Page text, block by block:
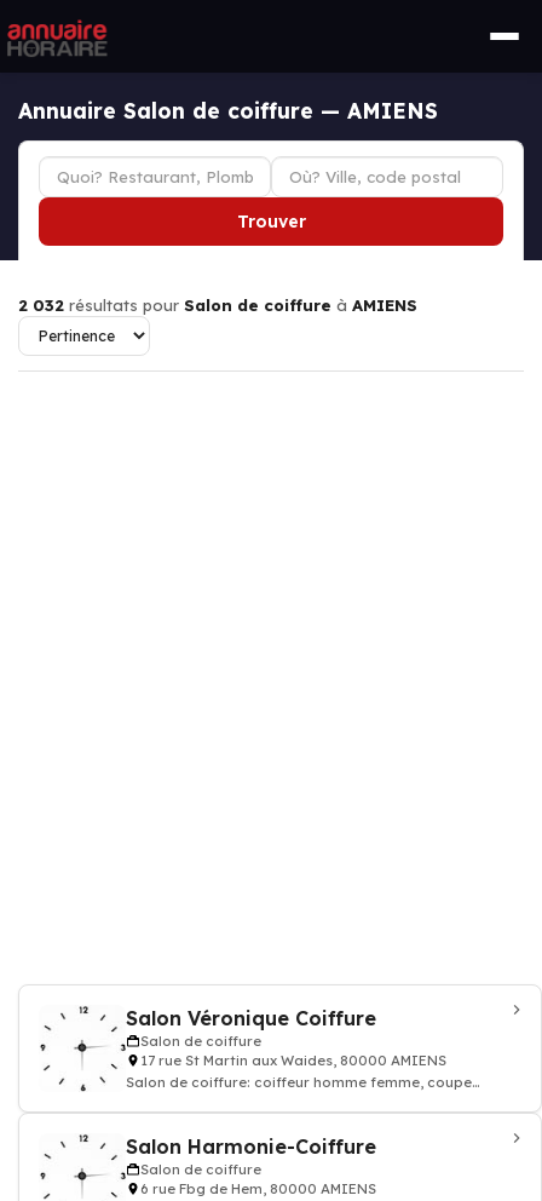
Annuaire Salon de coiffure — AMIENS
Trouver
2 032 résultats pour Salon de coiffure à AMIENS
Salon Véronique Coiffure
Salon de coiffure
17 rue St Martin aux Waides, 80000 AMIENS
Salon de coiffure: coiffeur homme femme, coupe
Salon Harmonie-Coiffure
Salon de coiffure
6 rue Fbg de Hem, 80000 AMIENS